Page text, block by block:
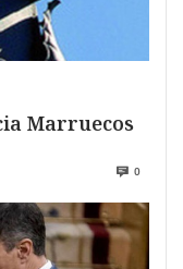
Marruecos
0